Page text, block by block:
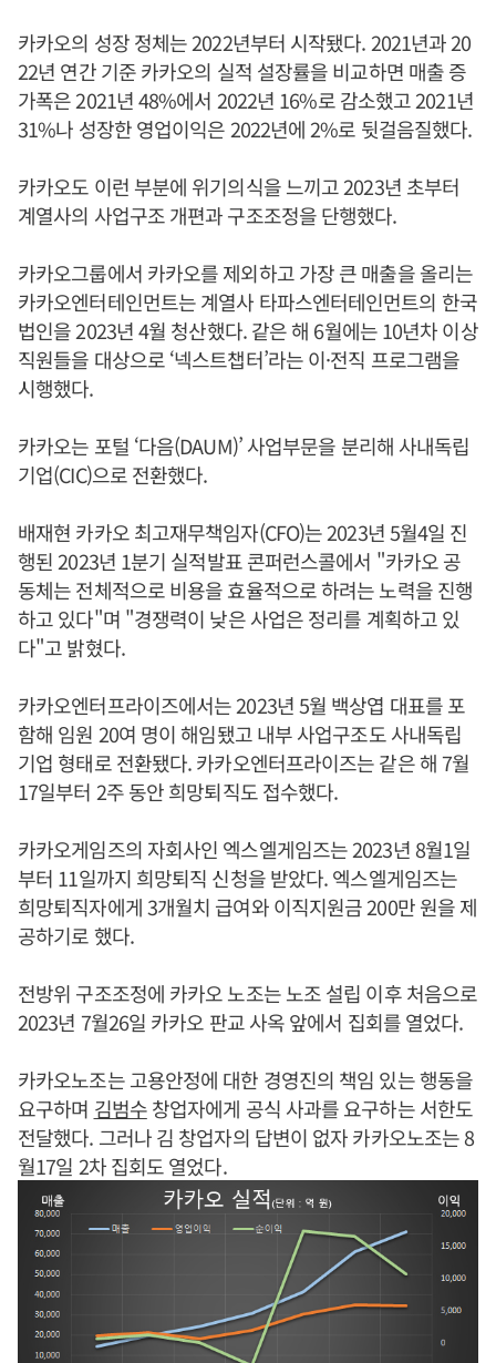
카카오의 성장 정체는 2022년부터 시작됐다. 2021년과 20
22년 연간 기준 카카오의 실적 설장률을 비교하면 매출 증
가폭은 2021년 48%에서 2022년 16%로 감소했고 2021년
31%나 성장한 영업이익은 2022년에 2%로 뒷걸음질했다.
카카오도 이런 부분에 위기의식을 느끼고 2023년 초부터
계열사의 사업구조 개편과 구조조정을 단행했다.
카카오그룹에서 카카오를 제외하고 가장 큰 매출을 올리는
카카오엔터테인먼트는 계열사 타파스엔터테인먼트의 한국
법인을 2023년 4월 청산했다. 같은 해 6월에는 10년차 이상
직원들을 대상으로 ‘넥스트챕터’라는 이·전직 프로그램을
시행했다.
카카오는 포털 ‘다음(DAUM)’ 사업부문을 분리해 사내독립
기업(CIC)으로 전환했다.
배재현 카카오 최고재무책임자(CFO)는 2023년 5월4일 진
행된 2023년 1분기 실적발표 콘퍼런스콜에서 "카카오 공
동체는 전체적으로 비용을 효율적으로 하려는 노력을 진행
하고 있다"며 "경쟁력이 낮은 사업은 정리를 계획하고 있
다"고 밝혔다.
카카오엔터프라이즈에서는 2023년 5월 백상엽 대표를 포
함해 임원 20여 명이 해임됐고 내부 사업구조도 사내독립
기업 형태로 전환됐다. 카카오엔터프라이즈는 같은 해 7월
17일부터 2주 동안 희망퇴직도 접수했다.
카카오게임즈의 자회사인 엑스엘게임즈는 2023년 8월1일
부터 11일까지 희망퇴직 신청을 받았다. 엑스엘게임즈는
희망퇴직자에게 3개월치 급여와 이직지원금 200만 원을 제
공하기로 했다.
전방위 구조조정에 카카오 노조는 노조 설립 이후 처음으로
2023년 7월26일 카카오 판교 사옥 앞에서 집회를 열었다.
카카오노조는 고용안정에 대한 경영진의 책임 있는 행동을
요구하며 김범수창업자에게 공식 사과를 요구하는 서한도
전달했다. 그러나 김 창업자의 답변이 없자 카카오노조는 8
월17일 2차 집회도 열었다.